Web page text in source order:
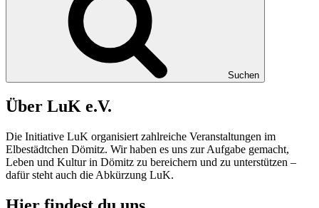
Suchen
Über LuK e.V.
Die Initiative LuK organisiert zahlreiche Veranstaltungen im
Elbestädtchen Dömitz. Wir haben es uns zur Aufgabe gemacht,
Leben und Kultur in Dömitz zu bereichern und zu unterstützen –
dafür steht auch die Abkürzung LuK.